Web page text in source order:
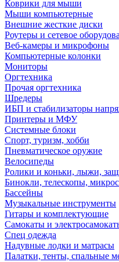
Коврики для мыши
Мыши компьютерные
Внешние жесткие диски
Роутеры и сетевое
Веб-камеры и микрофоны
Компьютерные колонки
Мониторы
Оргтехника
Прочая оргтехника
Шредеры
ИБП и стабилизаторы
Принтеры и МФУ
Системные блоки
Спорт, туризм, хобби
Пневматическое оружие
Велосипеды
Ролики и коньки, лыжи,
Бинокли, телескопы,
Бассейны
Музыкальные инструменты
Гитары и комплектующие
Самокаты и
Спец одежда
Надувные лодки и матрасы
Палатки, тенты, спальные